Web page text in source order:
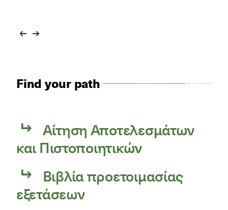
Find your path
Αίτηση Αποτελεσμάτων
και Πιστοποιητικών
Βιβλία προετοιμασίας
εξετάσεων